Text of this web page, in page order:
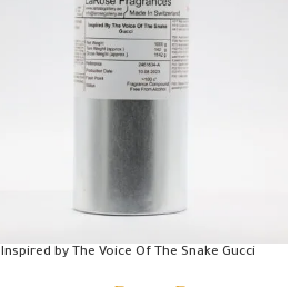
Inspired by The Voice Of The Snake Gucci